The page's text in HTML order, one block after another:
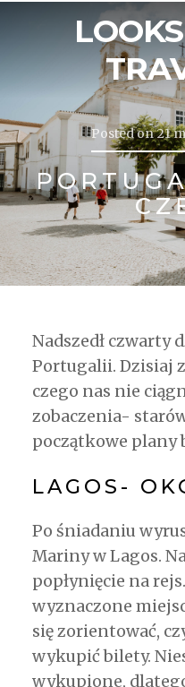
Posted on21
Nadszedł czwarty
Portugalii. Dzisiaj
czego nas nie
zobaczenia-
początkowe plany
LAGOS-
Po śniadaniu
Mariny w Lagos.
popłynięcie na
wyznaczone
się zorientować,
wykupić bilety.
wykupione,